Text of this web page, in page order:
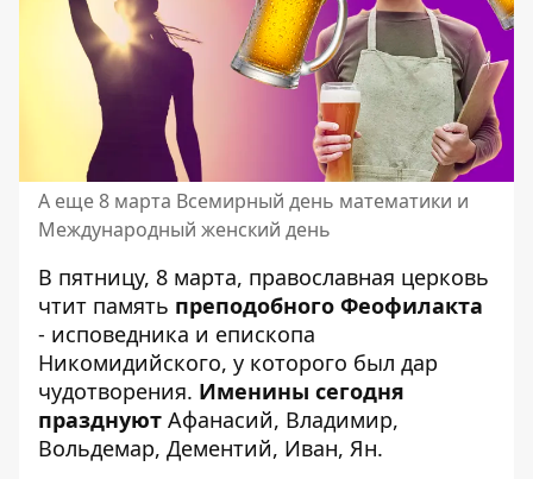
А еще 8 марта Всемирный день математики и
Международный женский день
В пятницу, 8 марта, православная церковь
чтит память преподобного Феофилакта
- исповедника и епископа
Никомидийского, у которого был дар
чудотворения. Именины сегодня
празднуют Афанасий, Владимир,
Вольдемар, Дементий, Иван, Ян.